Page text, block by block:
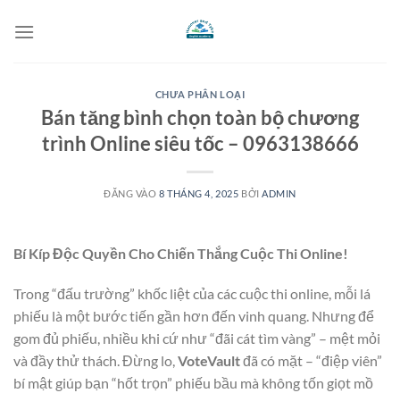
qua
CHƯA PHÂN LOẠI
Bán tăng bình chọn toàn bộ chương
trình Online siêu tốc – 0963138666
ĐĂNG VÀO 8 THÁNG 4, 2025 BỞI ADMIN
Bí Kíp Độc Quyền Cho Chiến Thắng Cuộc Thi Online!
Trong “đấu trường” khốc liệt của các cuộc thi online, mỗi lá
phiếu là một bước tiến gần hơn đến vinh quang. Nhưng để
gom đủ phiếu, nhiều khi cứ như “đãi cát tìm vàng” – mệt mỏi
và đầy thử thách. Đừng lo,VoteVaultđã có mặt – “điệp viên”
bí mật giúp bạn “hốt trọn” phiếu bầu mà không tốn giọt mồ